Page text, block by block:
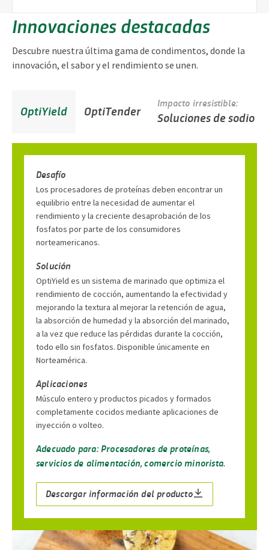
Innovaciones destacadas
Descubre nuestra última gama de condimentos, donde la
innovación, el sabor y el rendimiento se unen.
OptiYield OptiTender Impacto irresistible:
Soluciones de sodio
Desafío
Los procesadores de proteínas deben encontrar un
equilibrio entre la necesidad de aumentar el
rendimiento y la creciente desaprobación de los
fosfatos por parte de los consumidores
norteamericanos.
Solución
OptiYield es un sistema de marinado que optimiza el
rendimiento de cocción, aumentando la efectividad y
mejorando la textura al mejorar la retención de agua,
la absorción de humedad y la absorción del marinado,
a la vez que reduce las pérdidas durante la cocción,
todo ello sin fosfatos. Disponible únicamente en
Norteamérica.
Aplicaciones
Músculo entero y productos picados y formados
completamente cocidos mediante aplicaciones de
inyección o volteo.
Adecuado para: Procesadores de proteínas,
servicios de alimentación, comercio minorista.
Descargar información del producto